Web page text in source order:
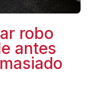
robo
antes